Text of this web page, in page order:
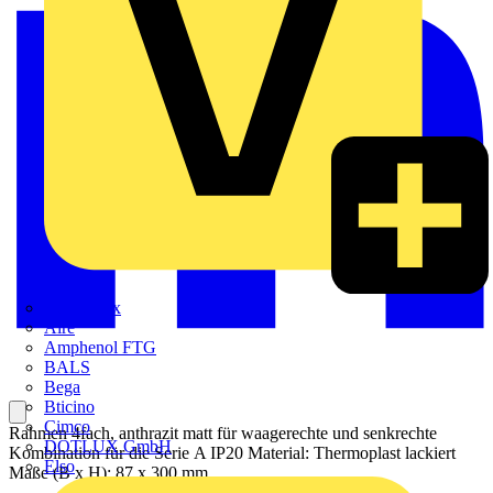
Adaptaflex
Alre
Amphenol FTG
BALS
Bega
Bticino
Cimco
DOTLUX GmbH
Elso
Rahmen 4fach, anthrazit matt für waagerechte und senkrechte
Kombination für die Serie A IP20 Material: Thermoplast lackiert
Maße (B x H): 87 x 300 mm